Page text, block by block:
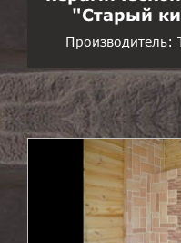
"Старый
Производитель: